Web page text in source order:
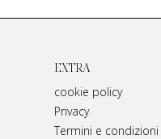
EXTRA
cookie policy
Privacy
Termini e condizioni